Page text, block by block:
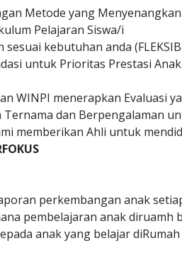
Metode yang
Pelajaran Siswa/i
kebutuhan anda
untuk Prioritas Prestasi
WINPI menerapkan Evaluasi
dan Berpengalaman
memberikan Ahli untuk
perkembangan anak
pembelajaran anak diruamh
anak yang belajar